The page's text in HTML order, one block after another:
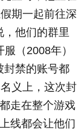
期一起前往深
他们的群里
（2008年）
封禁的账号都
义上，这次封
走在整个游戏
线都会让他们